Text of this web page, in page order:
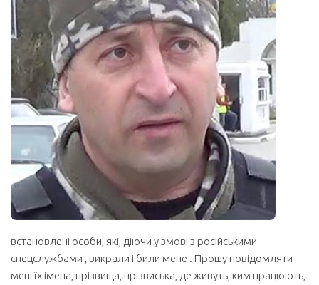
встановлені особи, які, діючи у змові з російськими
спецслужбами , викрали і били мене . Прошу повідомляти
мені їх імена, прізвища, прізвиська, де живуть, ким працюють,